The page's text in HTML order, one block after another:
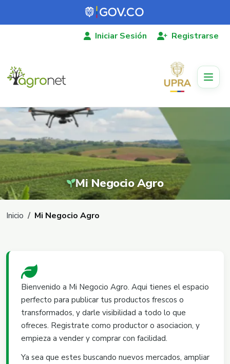
Pasar al contenido principal
Iniciar Sesión Registrarse
Mi Negocio Agro
Ruta de navegación
Inicio Mi Negocio Agro
Bienvenido a Mi Negocio Agro. Aqui tienes el espacio
perfecto para publicar tus productos frescos o
transformados, y darle visibilidad a todo lo que
ofreces. Registrate como productor o asociacion, y
empieza a vender y comprar con facilidad.
Ya sea que estes buscando nuevos mercados, ampliar